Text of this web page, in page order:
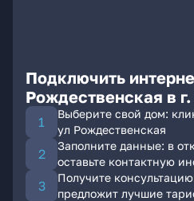
Подключить
Рождественская в
Выберите свой дом:
ул Рождественская
Заполните данные: в
оставьте контактную
Получите
предложит лучшие